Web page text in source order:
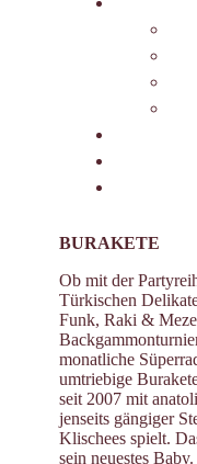
BURAKETE
Ob mit der
Türkischen
Funk, Raki &
monatliche
umtriebige
seit 2007 mit
jenseits gängiger
Klischees spielt.
sein neuestes